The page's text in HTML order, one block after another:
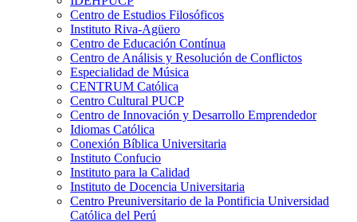
Centro de Estudios Filosóficos
Instituto Riva-Agüero
Centro de Educación Contínua
Centro de Análisis y Resolución de Conflictos
Especialidad de Música
CENTRUM Católica
Centro Cultural PUCP
Centro de Innovación y Desarrollo Emprendedor
Idiomas Católica
Conexión Bíblica Universitaria
Instituto Confucio
Instituto para la Calidad
Instituto de Docencia Universitaria
Centro Preuniversitario de la Pontificia Universidad
Católica del Perú